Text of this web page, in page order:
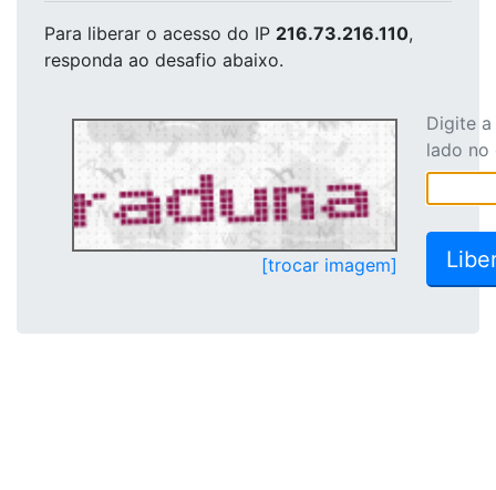
Para liberar o acesso do IP 216.73.216.110,
responda ao desafio abaixo.
[trocar imagem]
Digite
lado no